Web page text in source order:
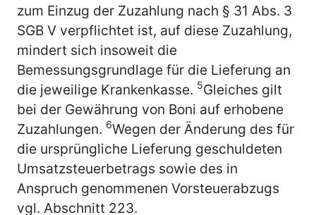
zum Einzug der Zuzahlung nach § 31 Abs. 3
SGB V verpflichtet ist, auf diese Zuzahlung,
mindert sich insoweit die
Bemessungsgrundlage für die Lieferung an
die jeweilige Krankenkasse. 5Gleiches gilt
bei der Gewährung von Boni auf erhobene
Zuzahlungen. 6Wegen der Änderung des für
die ursprüngliche Lieferung geschuldeten
Umsatzsteuerbetrags sowie des in
Anspruch genommenen Vorsteuerabzugs
vgl. Abschnitt 223.